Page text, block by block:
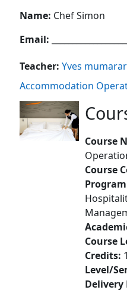
Name: Chef Simon
Email:
Teacher: Yves
Accommodation
Course
Course
Course
Credits:
Level/
Delivery